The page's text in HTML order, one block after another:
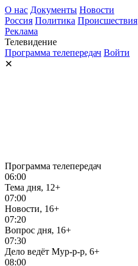
О нас Документы Новости
Россия Политика Происшествия
Реклама
Телевидение
Программа телепередач Войти
✕
Программа телепередач
06:00
Тема дня, 12+
07:00
Новости, 16+
07:20
Вопрос дня, 16+
07:30
Дело ведёт Мур-р-р, 6+
08:00